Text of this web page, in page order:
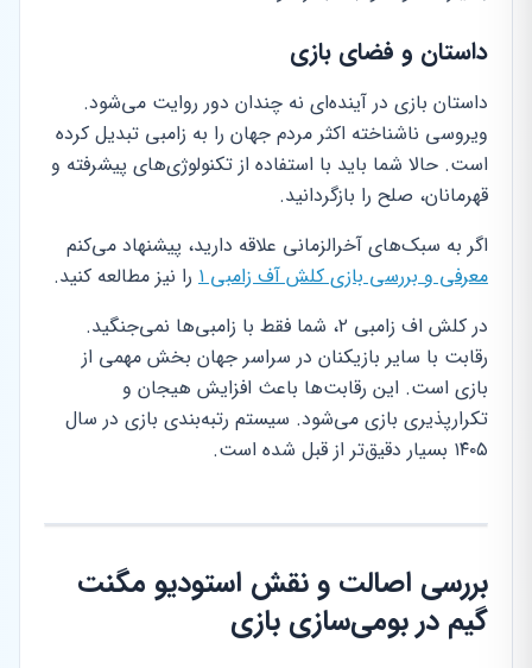
داستان و فضای بازی
داستان بازی در آینده‌ای نه چندان دور روایت می‌شود.
ویروسی ناشناخته اکثر مردم جهان را به زامبی تبدیل کرده
است. حالا شما باید با استفاده از تکنولوژی‌های پیشرفته و
قهرمانان، صلح را بازگردانید.
اگر به سبک‌های آخرالزمانی علاقه دارید، پیشنهاد می‌کنم
معرفی و بررسی بازی کلش آف زامبی ۱ را نیز مطالعه کنید.
در کلش اف زامبی ۲، شما فقط با زامبی‌ها نمی‌جنگید.
رقابت با سایر بازیکنان در سراسر جهان بخش مهمی از
بازی است. این رقابت‌ها باعث افزایش هیجان و
تکرارپذیری بازی می‌شود. سیستم رتبه‌بندی بازی در سال
۱۴۰۵ بسیار دقیق‌تر از قبل شده است.
بررسی اصالت و نقش استودیو مگنت
گیم در بومی‌سازی بازی